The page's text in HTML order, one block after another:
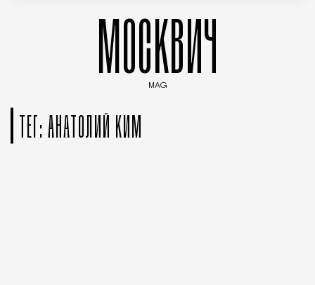
МОСКВИЧ
MAG
ТЕГ: АНАТОЛИЙ КИМ